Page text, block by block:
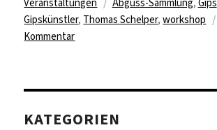
Gipskünstler, Thomas Schelper,workshop
Kommentarzu
abgeformt
der
KATEGORIEN